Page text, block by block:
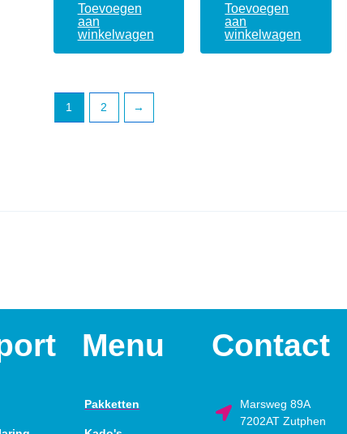
Toevoegen
aan
winkelwagen
Toevoegen
aan
winkelwagen
1 2 →
Menu
Pakketten
Contact
Marsweg 89A
7202AT Zutphen